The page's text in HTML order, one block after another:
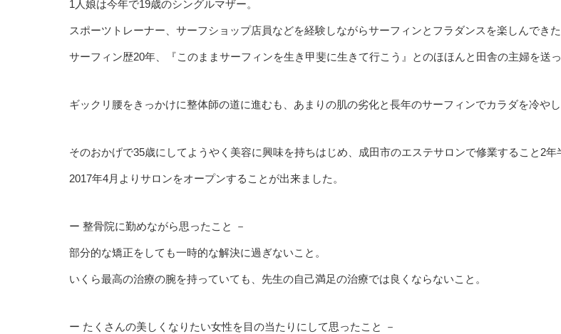
1人娘は今年で19歳のシングルマザー。
スポーツトレーナー、サーフショップ店員などを経験しながらサーフィンとフラダンスを楽しんできた
サーフィン歴20年、『このままサーフィンを生き甲斐に生きて行こう』とのほほんと田舎の主婦を送
ギックリ腰をきっかけに整体師の道に進むも、あまりの肌の劣化と長年のサーフィンでカラダを冷や
そのおかげで35歳にしてようやく美容に興味を持ちはじめ、成田市のエステサロンで修業すること2年
2017年4月よりサロンをオープンすることが出来ました。
ー 整骨院に勤めながら思ったこと －
部分的な矯正をしても一時的な解決に過ぎないこと。
いくら最高の治療の腕を持っていても、先生の自己満足の治療では良くならないこと。
ー たくさんの美しくなりたい女性を目の当たりにして思ったこと －